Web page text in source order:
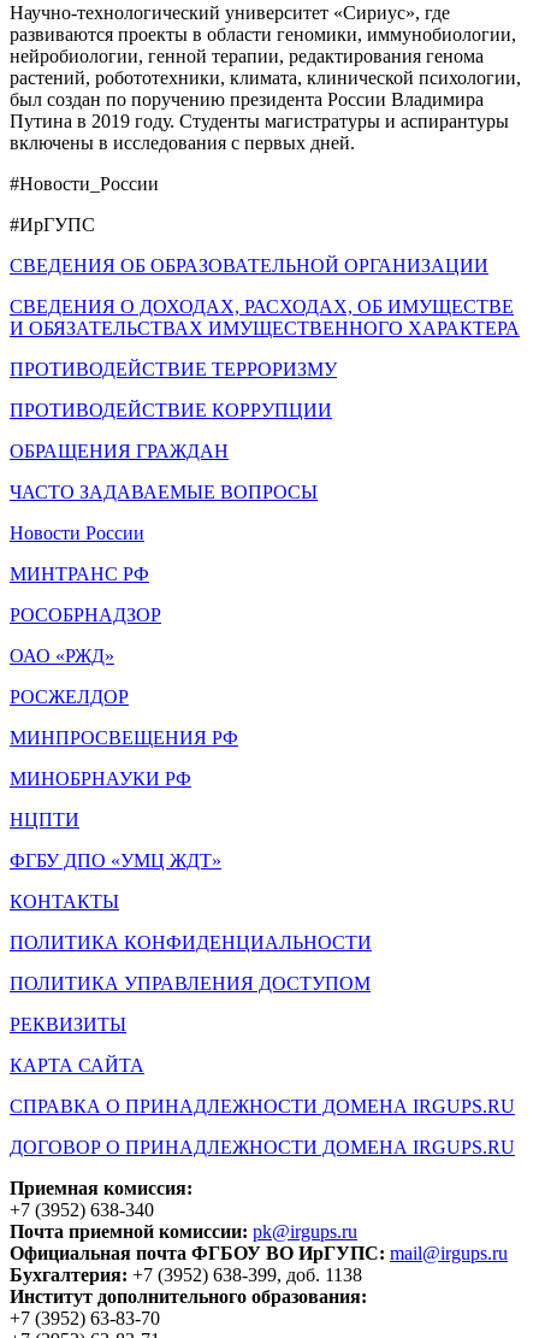
Научно-технологический университет «Сириус», где
развиваются проекты в области геномики, иммунобиологии,
нейробиологии, генной терапии, редактирования генома
растений, робототехники, климата, клинической психологии,
был создан по поручению президента России Владимира
Путина в 2019 году. Студенты магистратуры и аспирантуры
включены в исследования с первых дней.
#Новости_России
#ИрГУПС
СВЕДЕНИЯ ОБ ОБРАЗОВАТЕЛЬНОЙ ОРГАНИЗАЦИИ
СВЕДЕНИЯ О ДОХОДАХ, РАСХОДАХ, ОБ ИМУЩЕСТВЕ
И ОБЯЗАТЕЛЬСТВАХ ИМУЩЕСТВЕННОГО ХАРАКТЕРА
ПРОТИВОДЕЙСТВИЕ ТЕРРОРИЗМУ
ПРОТИВОДЕЙСТВИЕ КОРРУПЦИИ
ОБРАЩЕНИЯ ГРАЖДАН
ЧАСТО ЗАДАВАЕМЫЕ ВОПРОСЫ
Новости России
МИНТРАНС РФ
РОСОБРНАДЗОР
ОАО «РЖД»
РОСЖЕЛДОР
МИНПРОСВЕЩЕНИЯ РФ
МИНОБРНАУКИ РФ
НЦПТИ
ФГБУ ДПО «УМЦ ЖДТ»
КОНТАКТЫ
ПОЛИТИКА КОНФИДЕНЦИАЛЬНОСТИ
ПОЛИТИКА УПРАВЛЕНИЯ ДОСТУПОМ
РЕКВИЗИТЫ
КАРТА САЙТА
СПРАВКА О ПРИНАДЛЕЖНОСТИ ДОМЕНА IRGUPS.RU
ДОГОВОР О ПРИНАДЛЕЖНОСТИ ДОМЕНА IRGUPS.RU
Приемная комиссия:
+7 (3952) 638-340
Почта приемной комиссии: pk@irgups.ru
Официальная почта ФГБОУ ВО ИрГУПС: mail@irgups.ru
Бухгалтерия: +7 (3952) 638-399, доб. 1138
Институт дополнительного образования:
+7 (3952) 63-83-70